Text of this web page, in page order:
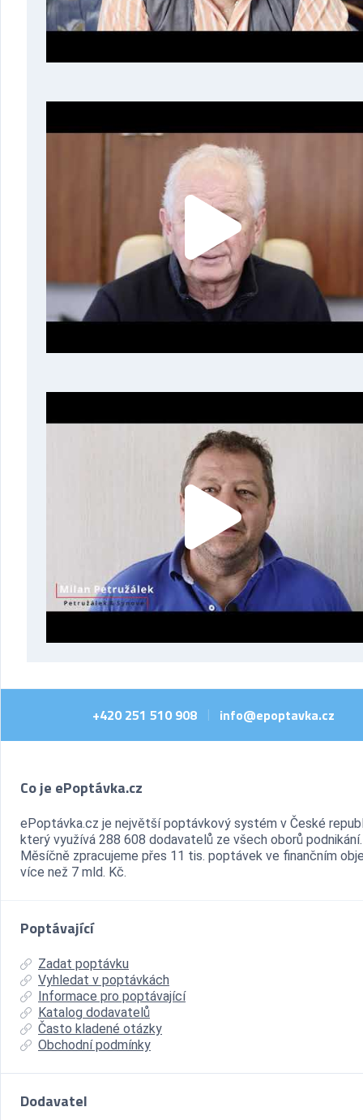
+420 251 510 908 info@epoptavka.cz
Co je ePoptávka.cz
ePoptávka.cz je největší poptávkový systém v České
který využívá 288 608 dodavatelů ze všech oborů podnikání.
Měsíčně zpracujeme přes 11 tis. poptávek ve finančním
více než 7 mld. Kč.
Poptávající
Zadat poptávku
Vyhledat v poptávkách
Informace pro poptávající
Katalog dodavatelů
Často kladené otázky
Obchodní podmínky
Dodavatel